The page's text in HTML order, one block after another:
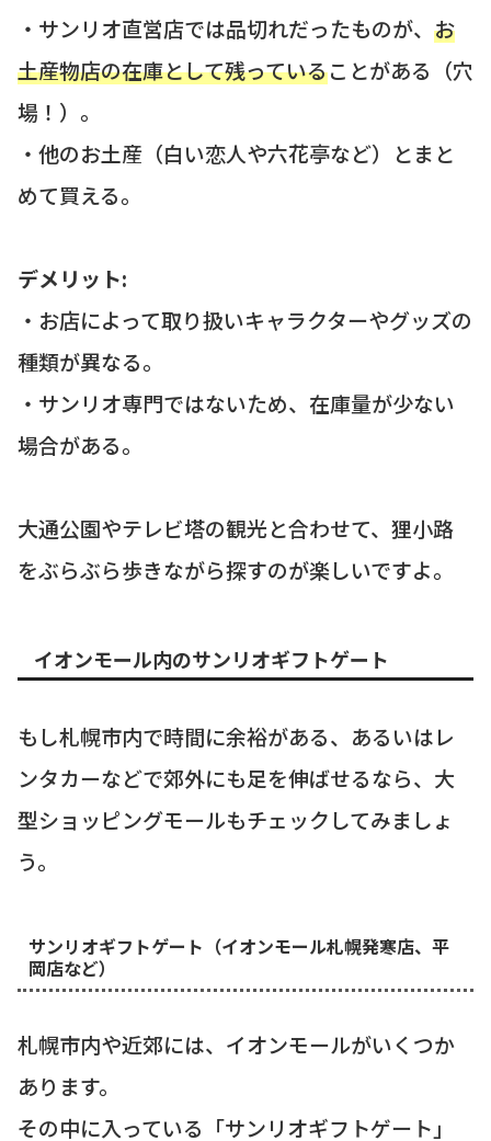
・サンリオ直営店では品切れだったものが、 お
土産物店の在庫として残っていることがある（穴
場！）。
・他のお土産（白い恋人や六花亭など）とまと
めて買える。
デメリット:
・お店によって取り扱いキャラクターやグッズの
種類が異なる。
・サンリオ専門ではないため、在庫量が少ない
場合がある。
大通公園やテレビ塔の観光と合わせて、狸小路
をぶらぶら歩きながら探すのが楽しいですよ。
イオンモール内のサンリオギフトゲート
もし札幌市内で時間に余裕がある、あるいはレ
ンタカーなどで郊外にも足を伸ばせるなら、大
型ショッピングモールもチェックしてみましょ
う。
サンリオギフトゲート（イオンモール札幌発寒店、平
岡店など）
札幌市内や近郊には、イオンモールがいくつか
あります。
その中に入っている「サンリオギフトゲート」